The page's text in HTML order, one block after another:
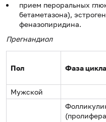
прием пероральных
бетаметазона),
феназопиридина.
Прегнандиол
Пол Фаза цикла
Мужской